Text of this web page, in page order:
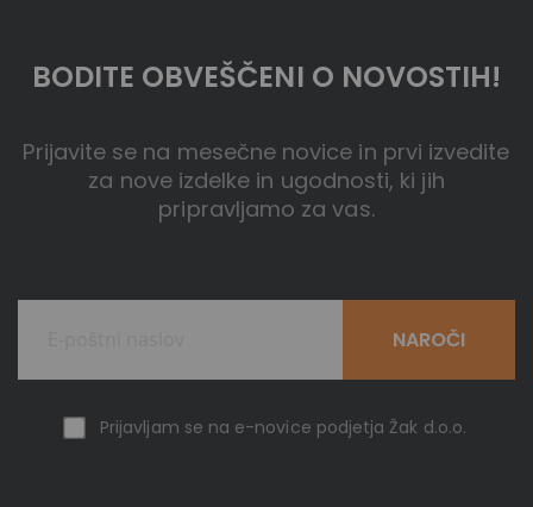
BODITE OBVEŠČENI O NOVOSTIH!
Prijavite se na mesečne novice in prvi izvedite
za nove izdelke in ugodnosti, ki jih
pripravljamo za vas.
Prijavljam se na e-novice podjetja Žak d.o.o.
NAROČI